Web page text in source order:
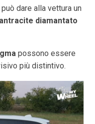
può dare alla vettura un
antracite diamantato
possono essere
più distintivo.